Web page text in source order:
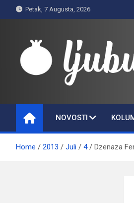
to
Petak, 7 Augusta, 2026
Ljubušaci
NOVOSTI
Home 2013 Juli 4 Dzenaza